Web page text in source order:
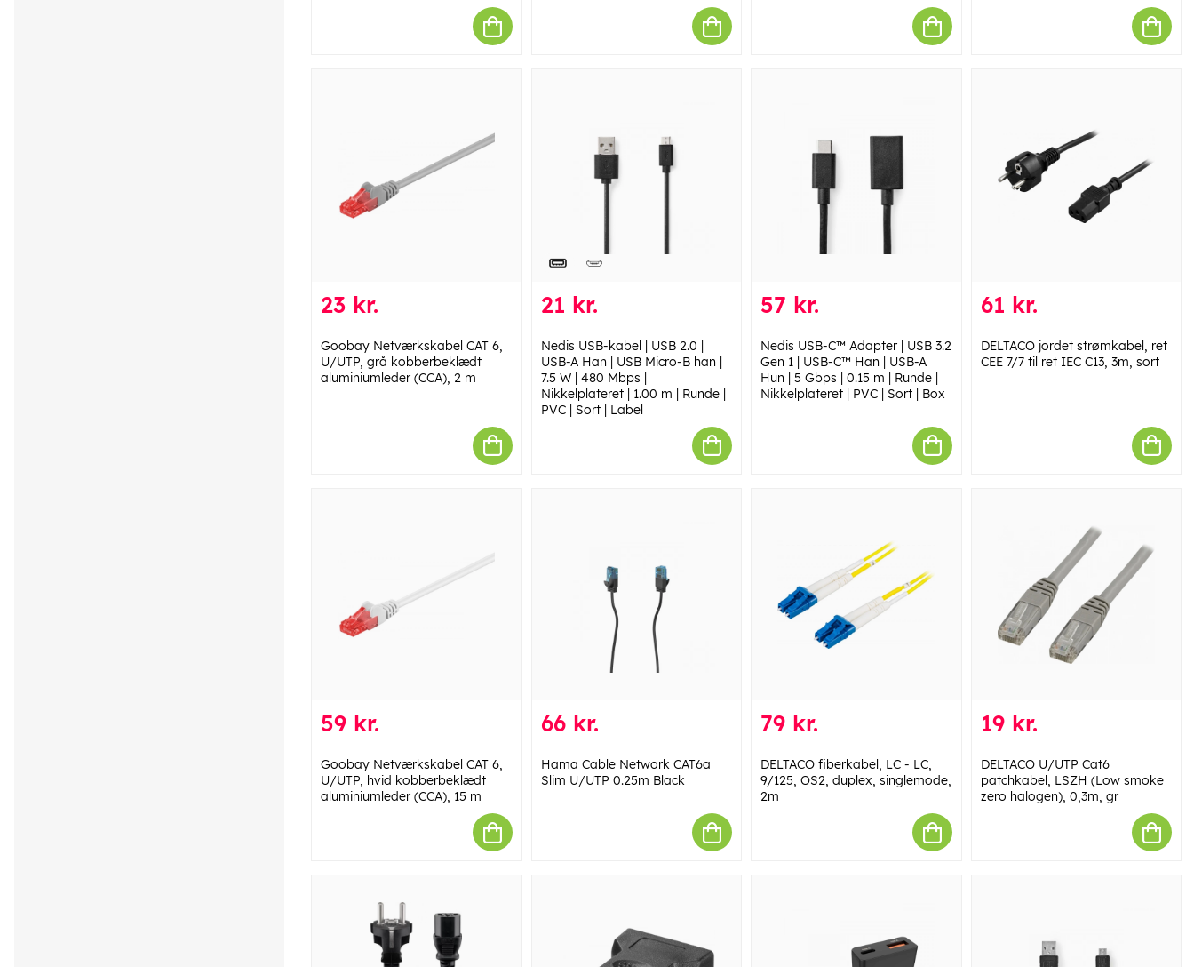
23 kr.
Goobay Netværkskabel CAT 6,
U/UTP, grå kobberbeklædt
aluminiumleder (CCA), 2 m
21 kr.
Nedis USB-kabel | USB 2.0 |
USB-A Han | USB Micro-B han |
7.5 W | 480 Mbps |
Nikkelplateret | 1.00 m | Runde |
PVC | Sort | Label
57 kr.
Nedis USB-C™ Adapter | USB 3.2
Gen 1 | USB-C™ Han | USB-A
Hun | 5 Gbps | 0.15 m | Runde |
Nikkelplateret | PVC | Sort | Box
61 kr.
DELTACO jordet strømkabel, ret
CEE 7/7 til ret IEC C13, 3m, sort
59 kr.
Goobay Netværkskabel CAT 6,
U/UTP, hvid kobberbeklædt
aluminiumleder (CCA), 15 m
66 kr.
Hama Cable Network CAT6a
Slim U/UTP 0.25m Black
79 kr.
DELTACO fiberkabel, LC - LC,
9/125, OS2, duplex, singlemode,
2m
19 kr.
DELTACO U/UTP Cat6
patchkabel, LSZH (Low smoke
zero halogen), 0,3m, gr